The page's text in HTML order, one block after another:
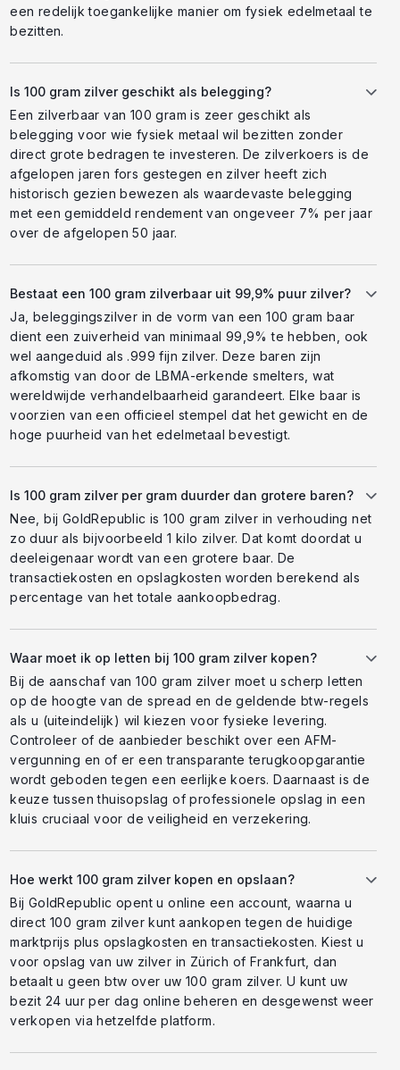
een redelijk toegankelijke manier om fysiek edelmetaal te
bezitten.
Is 100 gram zilver geschikt als belegging?
Een zilverbaar van 100 gram is zeer geschikt als
belegging voor wie fysiek metaal wil bezitten zonder
direct grote bedragen te investeren. De zilverkoers is de
afgelopen jaren fors gestegen en zilver heeft zich
historisch gezien bewezen als waardevaste belegging
met een gemiddeld rendement van ongeveer 7% per jaar
over de afgelopen 50 jaar.
Bestaat een 100 gram zilverbaar uit 99,9% puur zilver?
Ja, beleggingszilver in de vorm van een 100 gram baar
dient een zuiverheid van minimaal 99,9% te hebben, ook
wel aangeduid als .999 fijn zilver. Deze baren zijn
afkomstig van door de LBMA-erkende smelters, wat
wereldwijde verhandelbaarheid garandeert. Elke baar is
voorzien van een officieel stempel dat het gewicht en de
hoge puurheid van het edelmetaal bevestigt.
Is 100 gram zilver per gram duurder dan grotere baren?
Nee, bij GoldRepublic is 100 gram zilver in verhouding net
zo duur als bijvoorbeeld 1 kilo zilver. Dat komt doordat u
deeleigenaar wordt van een grotere baar. De
transactiekosten en opslagkosten worden berekend als
percentage van het totale aankoopbedrag.
Waar moet ik op letten bij 100 gram zilver kopen?
Bij de aanschaf van 100 gram zilver moet u scherp letten
op de hoogte van de spread en de geldende btw-regels
als u (uiteindelijk) wil kiezen voor fysieke levering.
Controleer of de aanbieder beschikt over een AFM-
vergunning en of er een transparante terugkoopgarantie
wordt geboden tegen een eerlijke koers. Daarnaast is de
keuze tussen thuisopslag of professionele opslag in een
kluis cruciaal voor de veiligheid en verzekering.
Hoe werkt 100 gram zilver kopen en opslaan?
Bij GoldRepublic opent u online een account, waarna u
direct 100 gram zilver kunt aankopen tegen de huidige
marktprijs plus opslagkosten en transactiekosten. Kiest u
voor opslag van uw zilver in Zürich of Frankfurt, dan
betaalt u geen btw over uw 100 gram zilver. U kunt uw
bezit 24 uur per dag online beheren en desgewenst weer
verkopen via hetzelfde platform.